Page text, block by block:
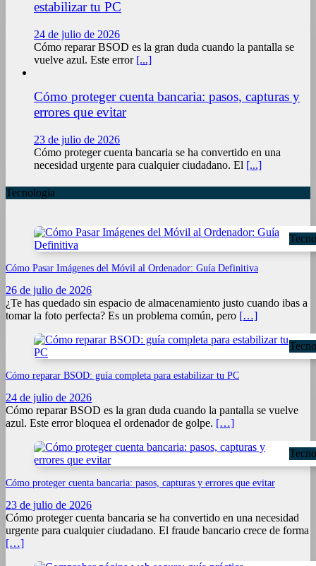
estabilizar tu PC
24 de julio de 2026
Cómo reparar BSOD es la gran duda cuando la pantalla se
vuelve azul. Este error [...]
Cómo proteger cuenta bancaria: pasos, capturas y
errores que evitar
23 de julio de 2026
Cómo proteger cuenta bancaria se ha convertido en una
necesidad urgente para cualquier ciudadano. El [...]
Tecnologia
Cómo Pasar Imágenes del Móvil al Ordenador: Guía Definitiva
26 de julio de 2026
¿Te has quedado sin espacio de almacenamiento justo cuando ibas a
tomar la foto perfecta? Es un problema común, pero […]
Cómo reparar BSOD: guía completa para estabilizar tu PC
24 de julio de 2026
Cómo reparar BSOD es la gran duda cuando la pantalla se vuelve
azul. Este error bloquea el ordenador de golpe. […]
Cómo proteger cuenta bancaria: pasos, capturas y errores que evitar
23 de julio de 2026
Cómo proteger cuenta bancaria se ha convertido en una necesidad
urgente para cualquier ciudadano. El fraude bancario crece de forma
[…]